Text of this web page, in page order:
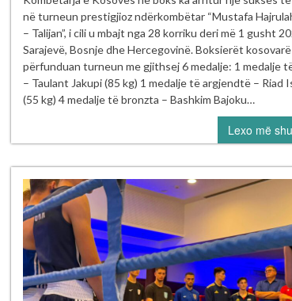
në
të
–
me
në turneun prestigjioz ndërkombëtar “Mustafa
– Talijan”, i cili u mbajt nga 28 korriku deri më 1 gusht
Sarajevë, Bosnje dhe Hercegovinë. Boksierët
përfunduan turneun me gjithsej 6 medalje: 1 medalje
– Taulant Jakupi (85 kg) 1 medalje të argjendtë – Riad
(55 kg) 4 medalje të bronzta – Bashkim Bajoku…
Lexo më